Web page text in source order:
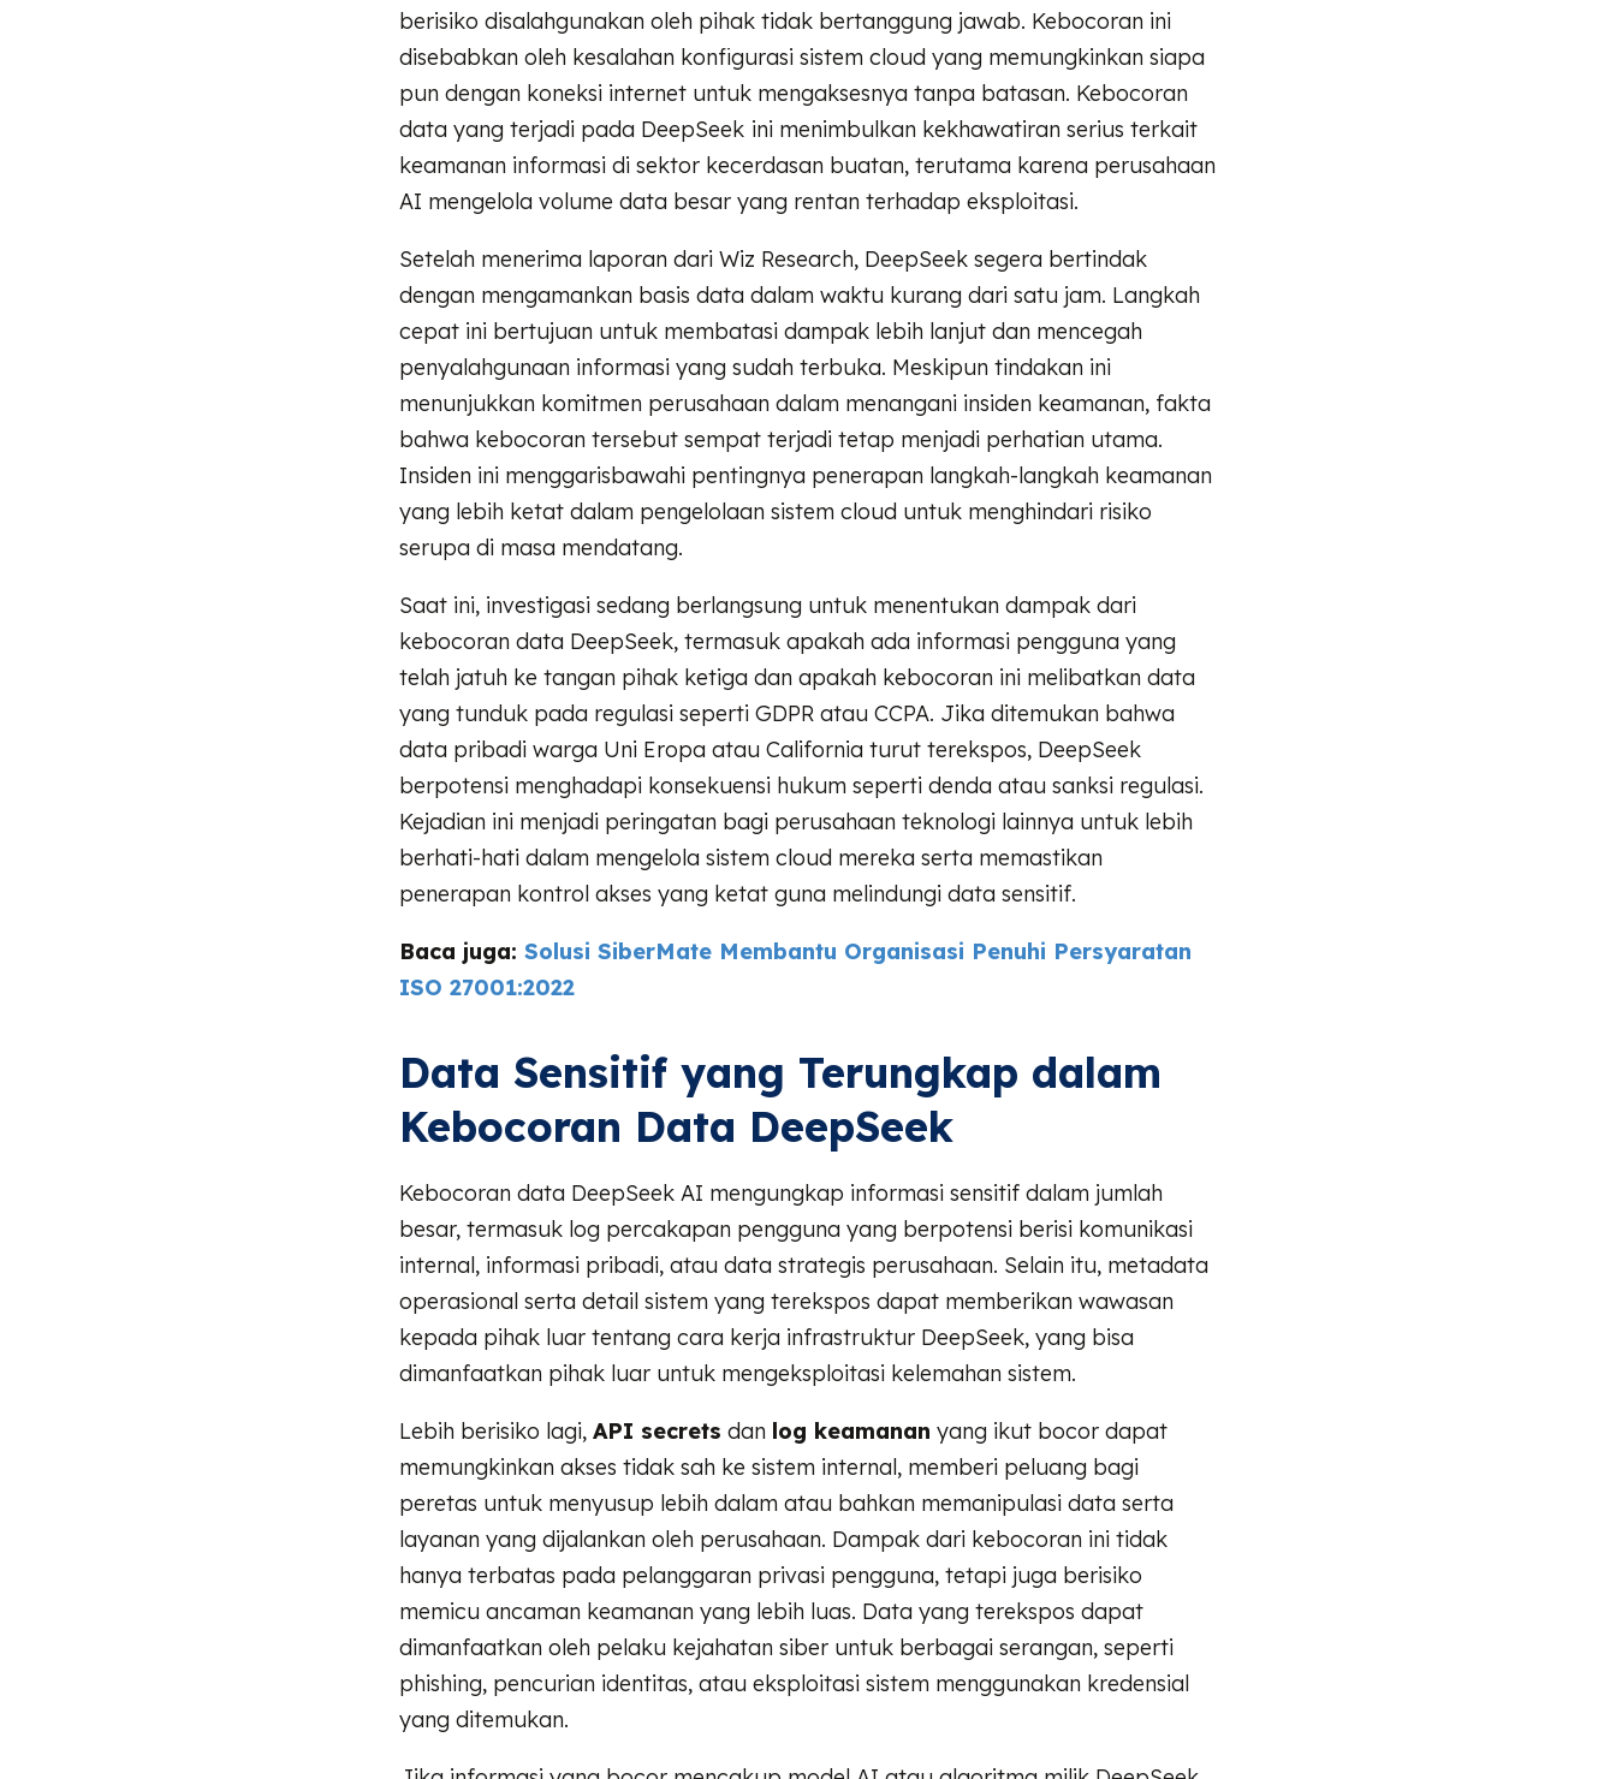
berisiko disalahgunakan oleh pihak tidak bertanggung jawab. Kebocoran ini
disebabkan oleh kesalahan konfigurasi sistem cloud yang memungkinkan siapa
pun dengan koneksi internet untuk mengaksesnya tanpa batasan. Kebocoran
data yang terjadi pada DeepSeek ini menimbulkan kekhawatiran serius terkait
keamanan informasi di sektor kecerdasan buatan, terutama karena perusahaan
AI mengelola volume data besar yang rentan terhadap eksploitasi.
Setelah menerima laporan dari Wiz Research, DeepSeek segera bertindak
dengan mengamankan basis data dalam waktu kurang dari satu jam. Langkah
cepat ini bertujuan untuk membatasi dampak lebih lanjut dan mencegah
penyalahgunaan informasi yang sudah terbuka. Meskipun tindakan ini
menunjukkan komitmen perusahaan dalam menangani insiden keamanan, fakta
bahwa kebocoran tersebut sempat terjadi tetap menjadi perhatian utama.
Insiden ini menggarisbawahi pentingnya penerapan langkah-langkah keamanan
yang lebih ketat dalam pengelolaan sistem cloud untuk menghindari risiko
serupa di masa mendatang.
Saat ini, investigasi sedang berlangsung untuk menentukan dampak dari
kebocoran data DeepSeek, termasuk apakah ada informasi pengguna yang
telah jatuh ke tangan pihak ketiga dan apakah kebocoran ini melibatkan data
yang tunduk pada regulasi seperti GDPR atau CCPA. Jika ditemukan bahwa
data pribadi warga Uni Eropa atau California turut terekspos, DeepSeek
berpotensi menghadapi konsekuensi hukum seperti denda atau sanksi regulasi.
Kejadian ini menjadi peringatan bagi perusahaan teknologi lainnya untuk lebih
berhati-hati dalam mengelola sistem cloud mereka serta memastikan
penerapan kontrol akses yang ketat guna melindungi data sensitif.
Baca juga: Solusi SiberMate Membantu Organisasi Penuhi Persyaratan
ISO 27001:2022
Data Sensitif yang Terungkap dalam
Kebocoran Data DeepSeek
Kebocoran data DeepSeek AI mengungkap informasi sensitif dalam jumlah
besar, termasuk log percakapan pengguna yang berpotensi berisi komunikasi
internal, informasi pribadi, atau data strategis perusahaan. Selain itu, metadata
operasional serta detail sistem yang terekspos dapat memberikan wawasan
kepada pihak luar tentang cara kerja infrastruktur DeepSeek, yang bisa
dimanfaatkan pihak luar untuk mengeksploitasi kelemahan sistem.
Lebih berisiko lagi, API secrets dan log keamanan yang ikut bocor dapat
memungkinkan akses tidak sah ke sistem internal, memberi peluang bagi
peretas untuk menyusup lebih dalam atau bahkan memanipulasi data serta
layanan yang dijalankan oleh perusahaan. Dampak dari kebocoran ini tidak
hanya terbatas pada pelanggaran privasi pengguna, tetapi juga berisiko
memicu ancaman keamanan yang lebih luas. Data yang terekspos dapat
dimanfaatkan oleh pelaku kejahatan siber untuk berbagai serangan, seperti
phishing, pencurian identitas, atau eksploitasi sistem menggunakan kredensial
yang ditemukan.